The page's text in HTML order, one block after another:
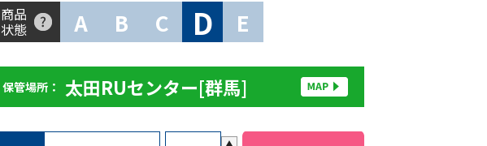
商品
状態 A B C D E
保管場所： 太田RUセンター[群馬]